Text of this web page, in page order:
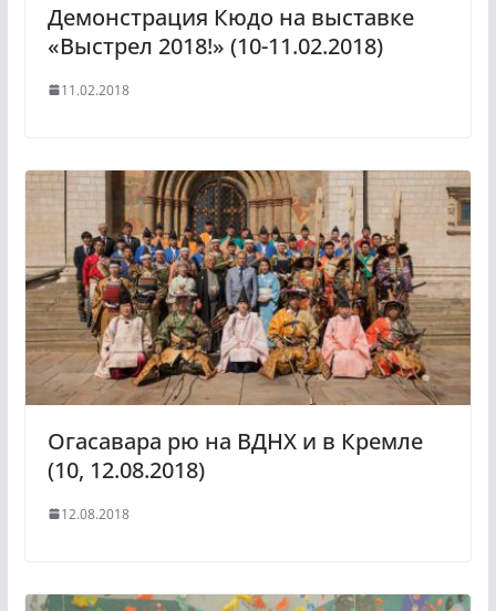
Демонстрация Кюдо на выставке
«Выстрел 2018!» (10-11.02.2018)
11.02.2018
Огасавара рю на ВДНХ и в Кремле
(10, 12.08.2018)
12.08.2018